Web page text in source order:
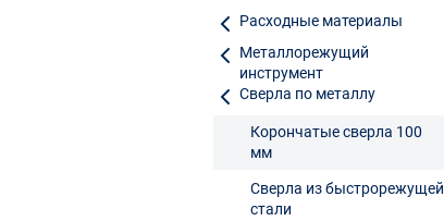
Расходные материалы
Металлорежущий
инструмент
Сверла по металлу
Корончатые сверла 100
мм
Сверла из быстрорежущей
стали